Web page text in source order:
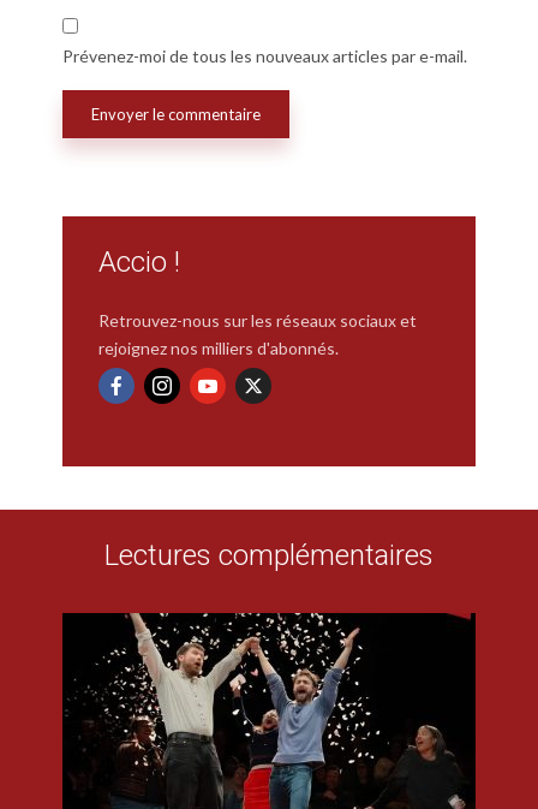
Prévenez-moi de tous les nouveaux articles par e-mail.
Accio !
Retrouvez-nous sur les réseaux sociaux et
rejoignez nos milliers d'abonnés.
Lectures complémentaires